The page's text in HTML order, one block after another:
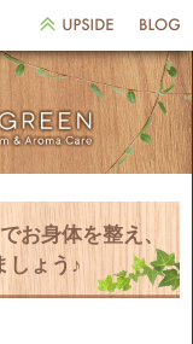
お身体を整え、
しょう♪